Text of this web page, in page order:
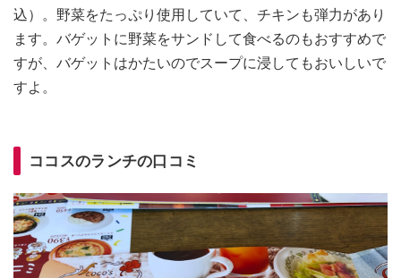
込）。野菜をたっぷり使用していて、チキンも弾力があり
ます。バゲットに野菜をサンドして食べるのもおすすめで
すが、バゲットはかたいのでスープに浸してもおいしいで
すよ。
ココスのランチの口コミ